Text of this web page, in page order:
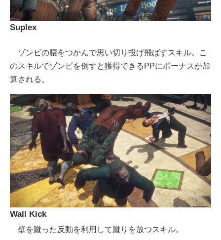
Suplex
ゾンビの腰をつかんで思い切り投げ飛ばすスキル。こ
のスキルでゾンビを倒すと獲得できるPPにボーナスが加
算される。
Wall Kick
壁を蹴った反動を利用して蹴りを放つスキル。